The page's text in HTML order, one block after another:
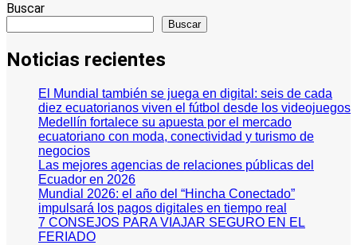
Buscar
Buscar
Noticias recientes
El Mundial también se juega en digital: seis de cada
diez ecuatorianos viven el fútbol desde los videojuegos
Medellín fortalece su apuesta por el mercado
ecuatoriano con moda, conectividad y turismo de
negocios
Las mejores agencias de relaciones públicas del
Ecuador en 2026
Mundial 2026: el año del “Hincha Conectado”
impulsará los pagos digitales en tiempo real
7 CONSEJOS PARA VIAJAR SEGURO EN EL
FERIADO